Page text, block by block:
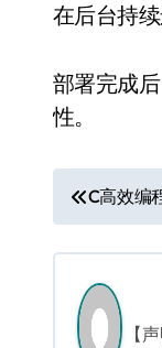
在后台持
部署完成
性。
文
章
导
航
C高效编
【